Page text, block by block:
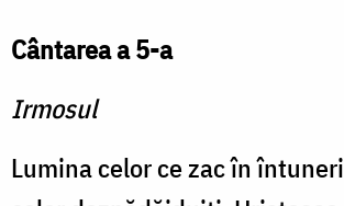
Cântarea a 5-a
Irmosul
Lumina celor ce zac în